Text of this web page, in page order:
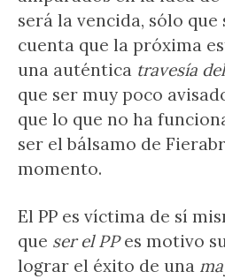
será la vencida, sólo
cuenta que la próxima
una auténtica travesía
que ser muy poco
que lo que no ha
ser el bálsamo de
momento.
El PP es víctima de sí
que ser el PPes motivo
lograr el éxito de una